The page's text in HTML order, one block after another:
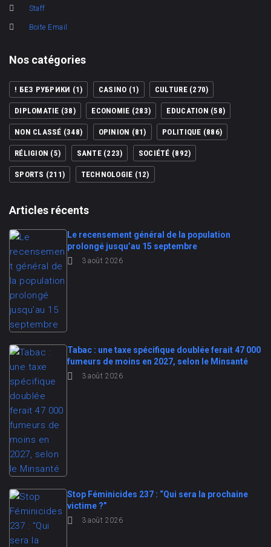
Staff
Boite Email
Nos catégories
! БЕЗ РУБРИКИ (1) CASINO (1) CULTURE(270)
DIPLOMATIE (38) ECONOMIE (283) EDUCATION (58)
NON CLASSÉ (348) OPINION (81) POLITIQUE (886)
RÉLIGION (5) SANTE(223) SOCIÉTÉ (892)
SPORTS (211) TECHNOLOGIE (12)
Articles récents
Le recensement général de la population
prolongé jusqu’au 15 septembre
3 août 2026
Tabac : une taxe spécifique doublée ferait 47 000
fumeurs de moins en 2027, selon le Minsanté
3 août 2026
Stop Féminicides 237 : “Qui sera la prochaine
victime ?”
3 août 2026